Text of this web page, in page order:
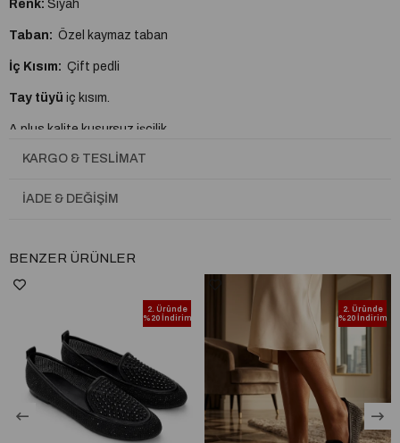
Renk: Siyah
Taban: Özel kaymaz taban
İç Kısım: Çift pedli
Tay tüyü iç kısım.
A plus kalite kusursuz işçilik
Tam Kalıptır.
KARGO & TESLIMAT
İADE & DEĞIŞIM
BENZER ÜRÜNLER
2. Üründe
%20 İndirim
2. Üründe
%20 İndirim